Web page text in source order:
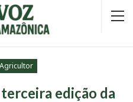
edição da